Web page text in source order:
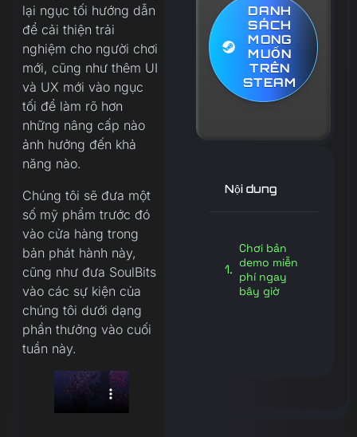
lại ngục tối hướng dẫn
để cải thiện trải
nghiệm cho người chơi
mới, cũng như thêm UI
và UX mới vào ngục
tối để làm rõ hơn
những nâng cấp nào
ảnh hưởng đến khả
năng nào.
Chúng tôi sẽ đưa một
số mỹ phẩm trước đó
vào cửa hàng trong
bản phát hành này,
cũng như đưa SoulBits
vào các sự kiện của
chúng tôi dưới dạng
phần thưởng vào cuối
tuần này.
DANH
SÁCH
MONG
MUỐN
TRÊN
STEAM
Nội dung
Chơi bản
demo miễn
phí ngay
bây giờ